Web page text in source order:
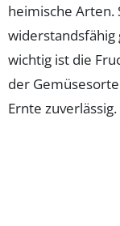
heimische Arten.
widerstandsfähig
wichtig ist die
der
Ernte zuverlässig.